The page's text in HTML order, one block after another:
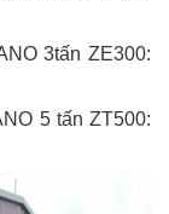
3tấn ZE300:
5 tấn ZT500: